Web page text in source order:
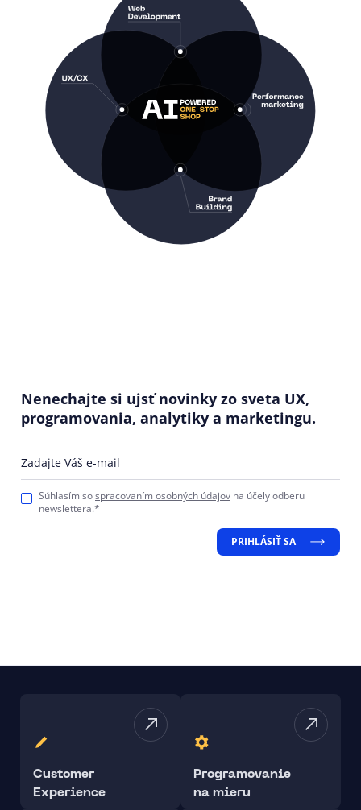
Nenechajte si ujsť novinky zo sveta UX,
programovania, analytiky a marketingu.
Zadajte Váš e-mail
Súhlasím sospracovaním osobných údajov na účely odberu
newslettera.*
PRIHLÁSIŤ SA
Customer
Experience
Programovanie
na mieru